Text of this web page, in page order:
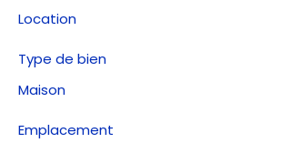
Location
Type de bien
Maison
Emplacement